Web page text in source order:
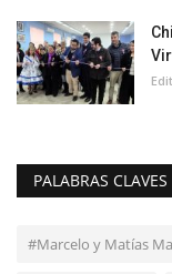
PALABRAS CLAVES
#Marcelo y Matías